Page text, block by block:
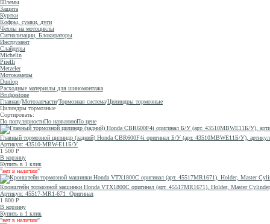
Шлемы
Защита
Куртки
Кофры, сумки, дуги
Чехлы на мотоциклы
Сигнализации, Блокираторы
Инструмент
Слайдеры
Michelin
Pirelli
Metzeler
Мотокамеры
Dunlop
Расходные материалы для шиномонтажа
Bridgestone
Главная/Мотозапчасти/Тормозная система/Цилиндры тормозные
Цилиндры тормозные
Сортировать:
По популярностиПо названиюПо цене
Главный тормозной цилиндр (задний) Honda CBR600F4i оригинал Б/У (арт. 43510MBWE11Б/У),
Артикул: 43510-MBW-E11Б/У
1 500 Р
В корзину
Купить в 1 клик
"нет в наличии"
Кронштейн тормозной машинки Honda VTX1800C оригинал (арт. 45517MR1671), Holder, Master
Артикул: 45517-MR1-671
Оригинал
1 800 Р
В корзину
Купить в 1 клик
"нет в наличии"